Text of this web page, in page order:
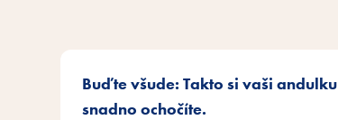
Buďte všude: Takto si vaši andulku
snadno ochočíte.